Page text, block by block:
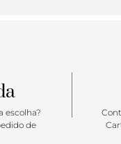
escolha?
de